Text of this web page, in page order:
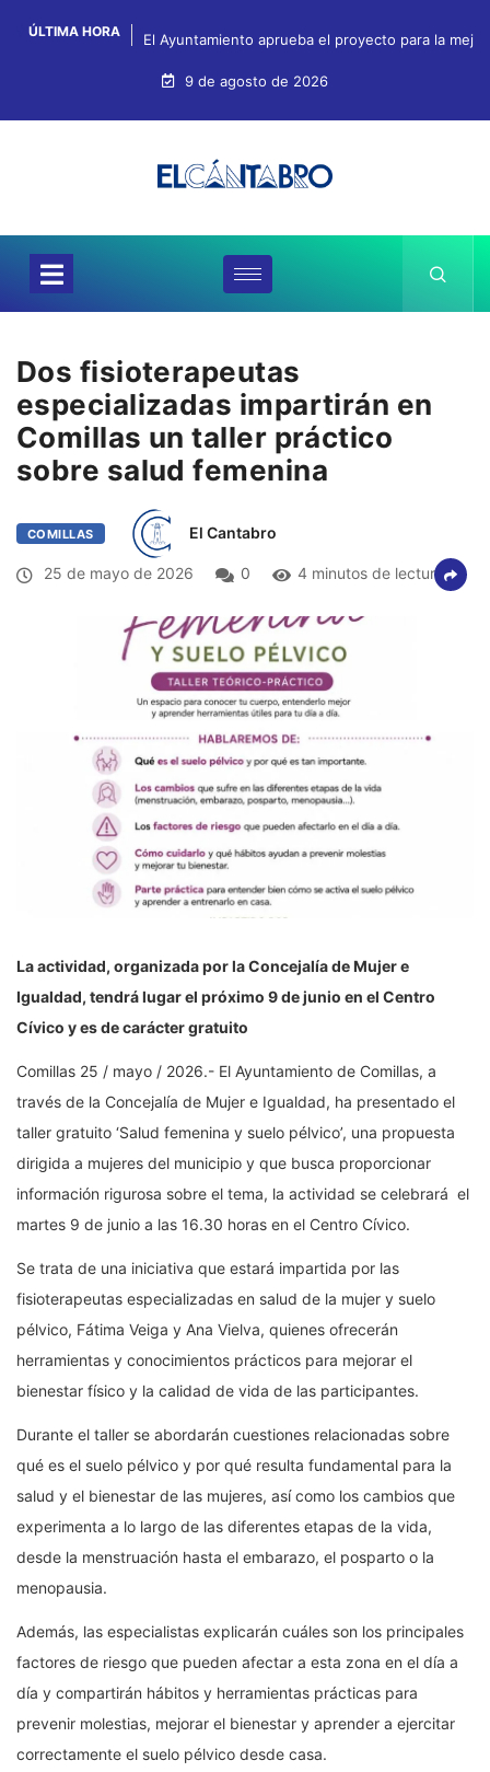
ÚLTIMA HORA El Ayuntamiento aprueba el proyecto para la
9 de agosto de 2026
Dos fisioterapeutas
especializadas impartirán en
Comillas un taller práctico
sobre salud femenina
COMILLAS El Cantabro
25 de mayo de 2026 0 4 minutos de lectura
La actividad, organizada por la Concejalía de Mujer e
Igualdad, tendrá lugar el próximo 9 de junio en el Centro
Cívico y es de carácter gratuito
Comillas 25 / mayo / 2026.- El Ayuntamiento de Comillas, a
través de la Concejalía de Mujer e Igualdad, ha presentado el
taller gratuito ‘Salud femenina y suelo pélvico’, una propuesta
dirigida a mujeres del municipio y que busca proporcionar
información rigurosa sobre el tema, la actividad se celebrará el
martes 9 de junio a las 16.30 horas en el Centro Cívico.
Se trata de una iniciativa que estará impartida por las
fisioterapeutas especializadas en salud de la mujer y suelo
pélvico, Fátima Veiga y Ana Vielva, quienes ofrecerán
herramientas y conocimientos prácticos para mejorar el
bienestar físico y la calidad de vida de las participantes.
Durante el taller se abordarán cuestiones relacionadas sobre
qué es el suelo pélvico y por qué resulta fundamental para la
salud y el bienestar de las mujeres, así como los cambios que
experimenta a lo largo de las diferentes etapas de la vida,
desde la menstruación hasta el embarazo, el posparto o la
menopausia.
Además, las especialistas explicarán cuáles son los principales
factores de riesgo que pueden afectar a esta zona en el día a
día y compartirán hábitos y herramientas prácticas para
prevenir molestias, mejorar el bienestar y aprender a ejercitar
correctamente el suelo pélvico desde casa.